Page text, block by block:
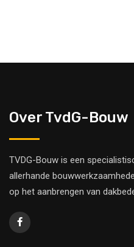
Over TvdG-Bouw
TVDG-Bouw is een
allerhande
op het aanbrengen van